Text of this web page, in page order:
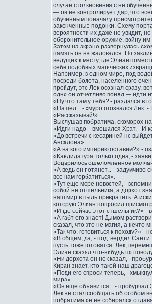
случае столкновения с не
— он не контролирует дар, что
обученным поначалу
законченные подонки. Схему
вероятности их даже не увидит,
оборонительное оружие, войну им
Затем на экране развернулась
память он не жаловался. Но
ведущих к месту, где Элиан
себе подобных магических
Например, в одном мире, под
посреди болота, населенного
пройдут, это Лек осознал сразу,
одно он отчетливо понял — идти
«Ну что там у тебя? - раздался в
«Нашел... - хмуро отозвался Лек. -
«Рассказывай!»
Выслушав побратима, скоморох
«Идти надо! - вмешался Храт. - И
«До встречи с кесариней не
Ансалона».
«А на кого империю оставим?» -
«Кандидатура только одна, -
Воцарилось ошеломленное
«А ведь он потянет... - задумчиво
все нам горбатиться».
«Тут еще море новостей, -
собой не отшельника, а дорхот
наш мир в пыль превратить. А
которую Элиан попросил
«И где сейчас этот отшельник?» -
«А габт его знает! Дымом
сказал, что это не магия, а
«Так что, готовиться к походу?» -
«В общем, да, - подтвердил
пусть тоже готовятся. Лек,
Элиан сказал что-нибудь по
«Ни дорхота он не сказал, -
Киран знает, кто такой наш
«Поди его спроси теперь, -
мира».
«Он еще объявится... - пробурчал
Лек не стал сообщать об особом
побратима он не собирался